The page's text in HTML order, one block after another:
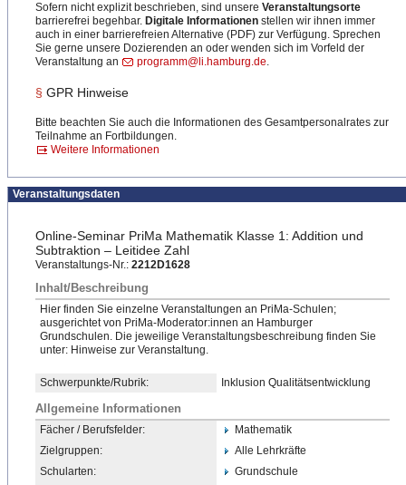
Sofern nicht explizit beschrieben, sind unsere Veranstaltungsorte
barrierefrei begehbar. Digitale Informationen stellen wir ihnen immer
auch in einer barrierefreien Alternative (PDF) zur Verfügung. Sprechen
Sie gerne unsere Dozierenden an oder wenden sich im Vorfeld der
Veranstaltung an
programm@li.hamburg.de.
§ GPR Hinweise
Bitte beachten Sie auch die Informationen des Gesamtpersonalrates zur
Teilnahme an Fortbildungen.
Weitere Informationen
Veranstaltungsdaten
Online-Seminar PriMa Mathematik Klasse 1: Addition und
Subtraktion – Leitidee Zahl
Veranstaltungs-Nr.: 2212D1628
Inhalt/Beschreibung
Hier finden Sie einzelne Veranstaltungen an PriMa-Schulen;
ausgerichtet von PriMa-Moderator:innen an Hamburger
Grundschulen. Die jeweilige Veranstaltungsbeschreibung ​ finden Sie
unter: Hinweise zur Veranstaltung.
Schwerpunkte/Rubrik: Inklusion Qualitätsentwicklung
Allgemeine Informationen
Fächer / Berufsfelder:
Mathematik
Zielgruppen:
Alle Lehrkräfte
Schularten:
Grundschule